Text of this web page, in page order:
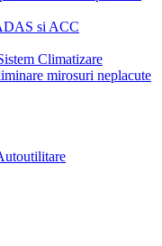
si ACC
Climatizare
mirosuri neplacute